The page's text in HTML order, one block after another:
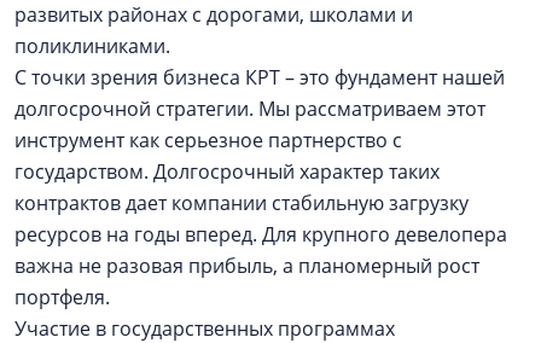
развитых районах с дорогами, школами и
поликлиниками.
С точки зрения бизнеса КРТ – это фундамент нашей
долгосрочной стратегии. Мы рассматриваем этот
инструмент как серьезное партнерство с
государством. Долгосрочный характер таких
контрактов дает компании стабильную загрузку
ресурсов на годы вперед. Для крупного девелопера
важна не разовая прибыль, а планомерный рост
портфеля.
Участие в государственных программах